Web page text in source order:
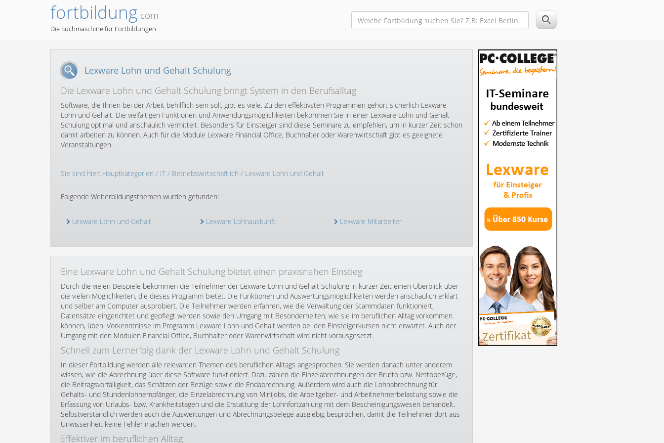
fortbildung.com
Die Suchmaschine für Fortbildungen
Lexware Lohn und Gehalt Schulung
Die Lexware Lohn und Gehalt Schulung bringt System in den Berufsalltag
Software, die Ihnen bei der Arbeit behilflich sein soll, gibt es viele. Zu den effektivsten Programmen gehört sicherlich Lexware
Lohn und Gehalt. Die vielfältigen Funktionen und Anwendungsmöglichkeiten bekommen Sie in einer Lexware Lohn und Gehalt
Schulung optimal und anschaulich vermittelt. Besonders für Einsteiger sind diese Seminare zu empfehlen, um in kurzer Zeit schon
damit arbeiten zu können. Auch für die Module Lexware Financial Office, Buchhalter oder Warenwirtschaft gibt es geeignete
Veranstaltungen.
Sie sind hier: Hauptkategorien / IT/ Betriebswirtschaftlich / Lexware Lohn und Gehalt
Folgende Weiterbildungsthemen wurden gefunden:
Lexware Lohn und Gehalt Lexware Lohnauskunft Lexware Mitarbeiter
Eine Lexware Lohn und Gehalt Schulung bietet einen praxisnahen Einstieg
Durch die vielen Beispiele bekommen die Teilnehmer der Lexware Lohn und Gehalt Schulung in kurzer Zeit einen Überblick über
die vielen Möglichkeiten, die dieses Programm bietet. Die Funktionen und Auswertungsmöglichkeiten werden anschaulich erklärt
und selber am Computer ausprobiert. Die Teilnehmer werden erfahren, wie die Verwaltung der Stammdaten funktioniert,
Datensätze eingerichtet und gepflegt werden sowie den Umgang mit Besonderheiten, wie sie im beruflichen Alltag vorkommen
können, üben. Vorkenntnisse im Programm Lexware Lohn und Gehalt werden bei den Einsteigerkursen nicht erwartet. Auch der
Umgang mit den Modulen Financial Office, Buchhalter oder Warenwirtschaft wird nicht vorausgesetzt.
Schnell zum Lernerfolg dank der Lexware Lohn und Gehalt Schulung
In dieser Fortbildung werden alle relevanten Themen des beruflichen Alltags angesprochen. Sie werden danach unter anderem
wissen, wie die Abrechnung über diese Software funktioniert. Dazu zählen die Einzelabrechnungen der Brutto bzw. Nettobezüge,
die Beitragsvorfälligkeit, das Schätzen der Bezüge sowie die Endabrechnung. Außerdem wird auch die Lohnabrechnung für
Gehalts- und Stundenlohnempfänger, die Einzelabrechnung von Minijobs, die Arbeitgeber- und Arbeitnehmerbelastung sowie die
Erfassung von Urlaubs- bzw. Krankheitstagen und die Erstattung der Lohnfortzahlung mit dem Bescheinigungswesen behandelt.
Selbstverständlich werden auch die Auswertungen und Abrechnungsbelege ausgiebig besprochen, damit die Teilnehmer dort aus
Unwissenheit keine Fehler machen werden.
Effektiver im beruflichen Alltag